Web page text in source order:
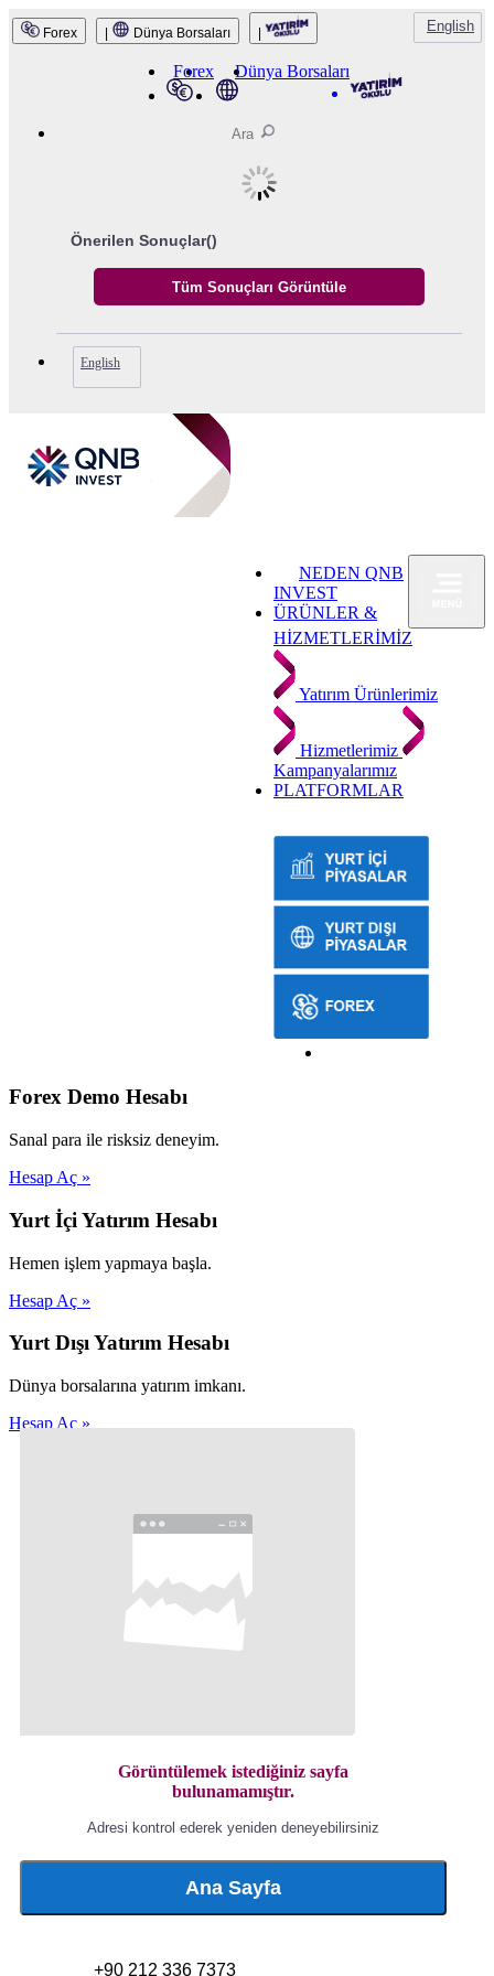
QNB Invest
Forex Dünya Borsaları English
Forex Dünya Borsaları
Önerilen Sonuçlar()
English
NEDEN QNB
INVEST
ÜRÜNLER &
HİZMETLERİMİZ
Yatırım Ürünlerimiz
Hizmetlerimiz
Kampanyalarımız
PLATFORMLAR
Forex Demo Hesabı
Sanal para ile risksiz deneyim.
Hesap Aç »
Yurt İçi Yatırım Hesabı
Hemen işlem yapmaya başla.
Hesap Aç »
Yurt Dışı Yatırım Hesabı
Dünya borsalarına yatırım imkanı.
Hesap Aç »
Görüntülemek istediğiniz sayfa
bulunamamıştır.
Adresi kontrol ederek yeniden deneyebilirsiniz
Ana Sayfa
+90 212 336 7373